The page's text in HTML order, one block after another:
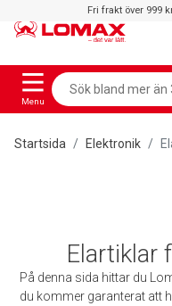
Fri frakt över 999
Menu
Startsida Elektronik
Elartiklar
På denna sida hittar du
du kommer garanterat att